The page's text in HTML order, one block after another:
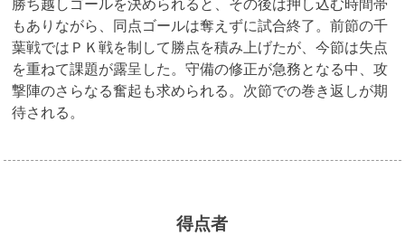
勝ち越しゴールを決められると、その後は押し込む時間帯
もありながら、同点ゴールは奪えずに試合終了。前節の千
葉戦ではＰＫ戦を制して勝点を積み上げたが、今節は失点
を重ねて課題が露呈した。守備の修正が急務となる中、攻
撃陣のさらなる奮起も求められる。次節での巻き返しが期
待される。
得点者